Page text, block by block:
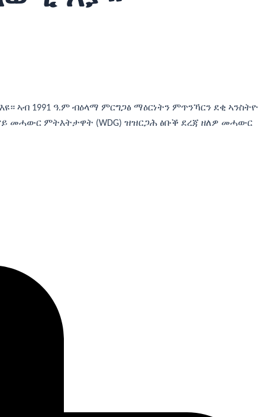
ኣብ 1991 ዓ.ም ብዕላማ ምርግጋፅ ማዕርነትን ምጥንኻርን ደቂ ኣንስትዮ
መሓውር ምትእትታዋት (WDG) ዝዝርጋሕ ፅቡቕ ደረጃ ዘለዎ መሓውር